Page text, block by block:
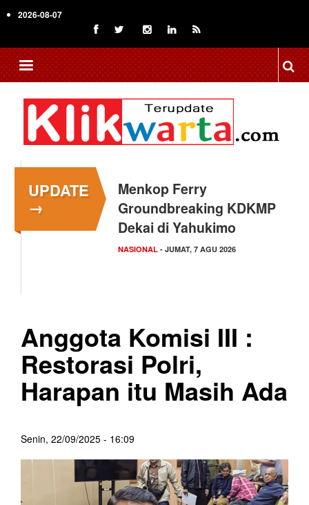
to
content
2026-08-07
UPDATE
→
Menkop Ferry
Groundbreaking KDKMP
Dekai di Yahukimo
NASIONAL - JUMAT, 7 AGU 2026
Anggota Komisi III :
Restorasi Polri,
Harapan itu Masih Ada
Senin, 22/09/2025 - 16:09